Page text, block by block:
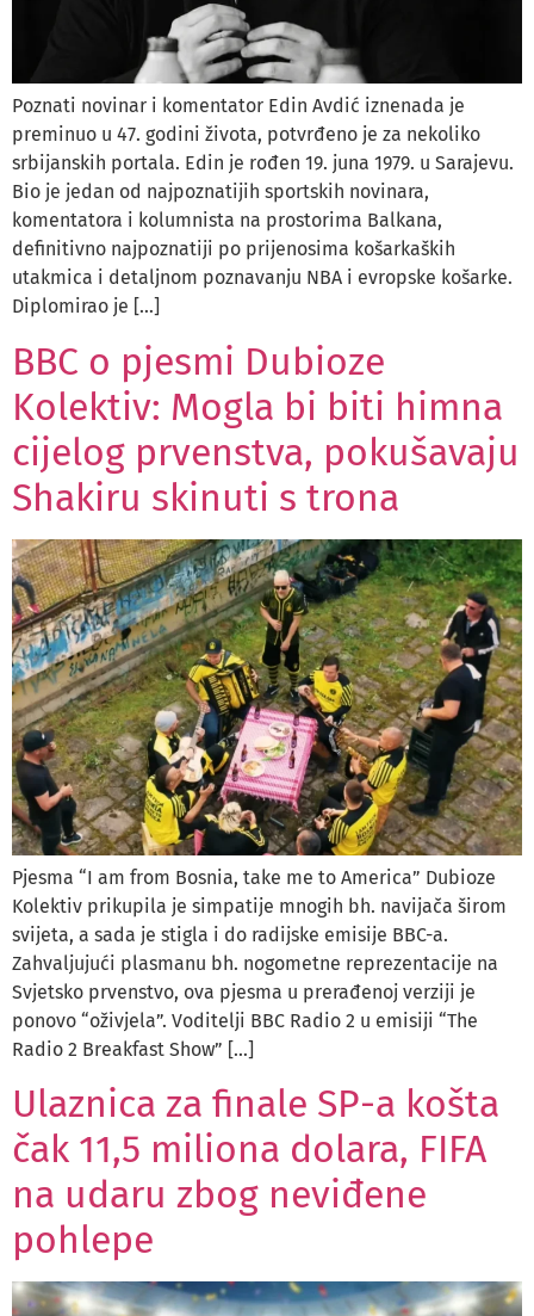
Poznati novinar i komentator Edin Avdić iznenada je
preminuo u 47. godini života, potvrđeno je za nekoliko
srbijanskih portala. Edin je rođen 19. juna 1979. u Sarajevu.
Bio je jedan od najpoznatijih sportskih novinara,
komentatora i kolumnista na prostorima Balkana,
definitivno najpoznatiji po prijenosima košarkaških
utakmica i detaljnom poznavanju NBA i evropske košarke.
Diplomirao je […]
BBC o pjesmi Dubioze
Kolektiv: Mogla bi biti himna
cijelog prvenstva, pokušavaju
Shakiru skinuti s trona
Pjesma “I am from Bosnia, take me to America” Dubioze
Kolektiv prikupila je simpatije mnogih bh. navijača širom
svijeta, a sada je stigla i do radijske emisije BBC-a.
Zahvaljujući plasmanu bh. nogometne reprezentacije na
Svjetsko prvenstvo, ova pjesma u prerađenoj verziji je
ponovo “oživjela”. Voditelji BBC Radio 2 u emisiji “The
Radio 2 Breakfast Show” […]
Ulaznica za finale SP-a košta
čak 11,5 miliona dolara, FIFA
na udaru zbog neviđene
pohlepe